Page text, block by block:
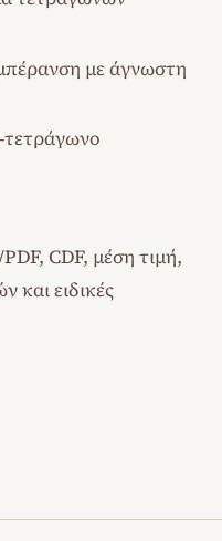
με άγνωστη
CDF, μέση τιμή,
και ειδικές